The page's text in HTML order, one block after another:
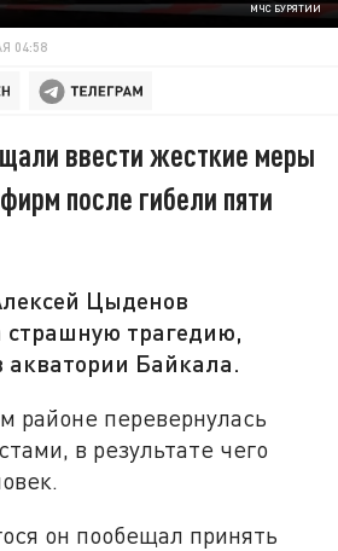
МЧС БУРЯТИИ
04:58
ввести жесткие меры
после гибели пяти
Цыденов
страшную трагедию,
Байкала.
районе перевернулась
в результате чего
он пообещал принять